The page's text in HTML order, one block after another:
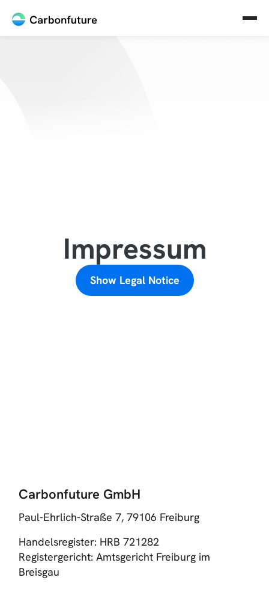
Impressum
Show Legal Notice
Carbonfuture GmbH
Paul-Ehrlich-Straße 7, 79106 Freiburg
Handelsregister: HRB 721282
Registergericht: Amtsgericht Freiburg im
Breisgau